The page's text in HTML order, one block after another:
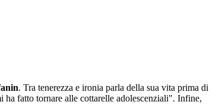
. Tra tenerezza e ironia parla della sua vita prima di
fatto tornare alle cottarelle adolescenziali". Infine,